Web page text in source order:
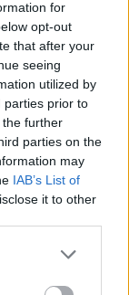
for
opt-out
that after your
seeing
utilized by
parties prior to
further
parties on the
may
IAB’s List of
it to other
θα
σημερινού
να
να καθορίσει